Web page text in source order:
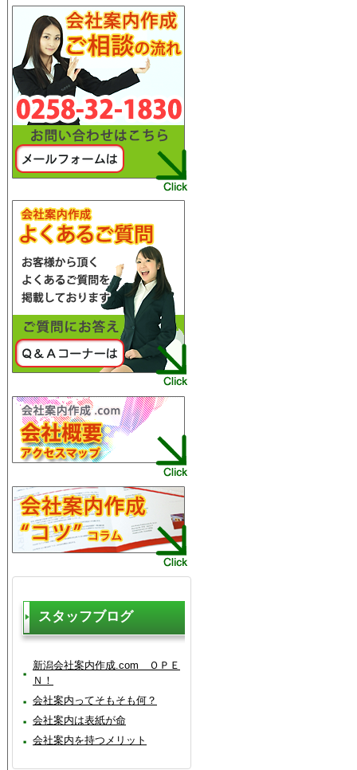
スタッフブログ
新潟会社案内作成.com ＯＰＥ
Ｎ！
会社案内ってそもそも何？
会社案内は表紙が命
会社案内を持つメリット